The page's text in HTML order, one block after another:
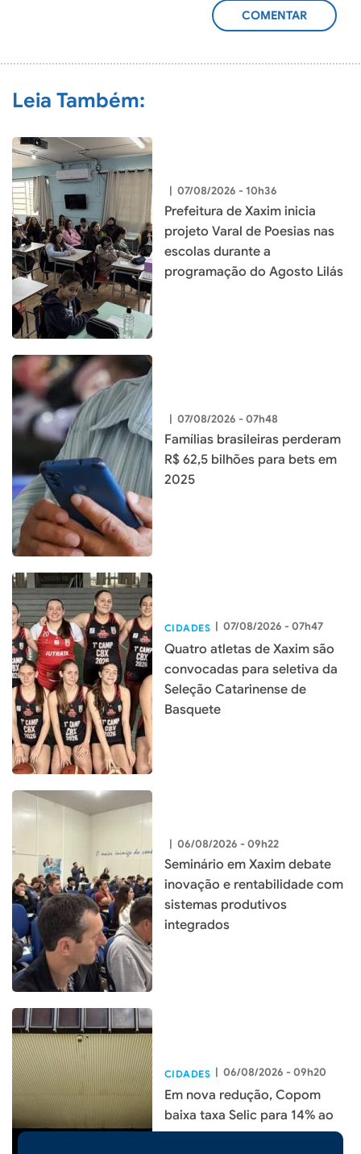
ADICIONAR
Leia Também:
| 07/08/2026 - 10h36
Prefeitura de Xaxim inicia
projeto Varal de Poesias nas
escolas durante a
programação do Agosto Lilás
| 07/08/2026 - 07h48
Famílias brasileiras perderam
R$ 62,5 bilhões para bets em
2025
CIDADES | 07/08/2026 - 07h47
Quatro atletas de Xaxim são
convocadas para seletiva da
Seleção Catarinense de
Basquete
| 06/08/2026 - 09h22
Seminário em Xaxim debate
inovação e rentabilidade com
sistemas produtivos
integrados
CIDADES | 06/08/2026 - 09h20
Em nova redução, Copom
baixa taxa Selic para 14% ao
ano